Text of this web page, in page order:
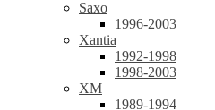
Saxo
1996-2003
Xantia
1992-1998
1998-2003
XM
1989-1994